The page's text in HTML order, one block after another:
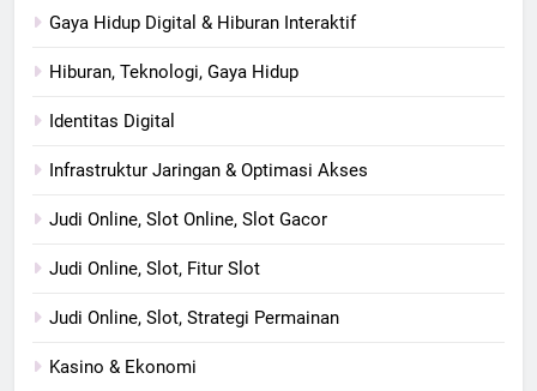
Gaya Hidup Digital & Hiburan Interaktif
Hiburan, Teknologi, Gaya Hidup
Identitas Digital
Infrastruktur Jaringan & Optimasi Akses
Judi Online, Slot Online, Slot Gacor
Judi Online, Slot, Fitur Slot
Judi Online, Slot, Strategi Permainan
Kasino & Ekonomi